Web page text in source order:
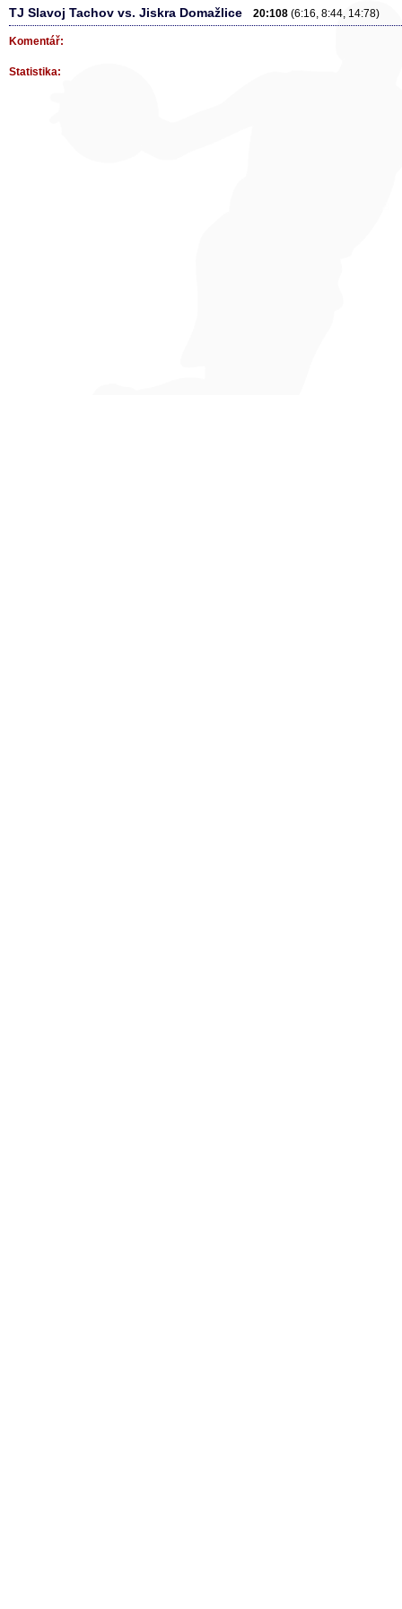
TJ Slavoj Tachov vs. Jiskra Domažlice 20:108 (6:16, 8:44, 14:78)
Komentář:
Statistika: